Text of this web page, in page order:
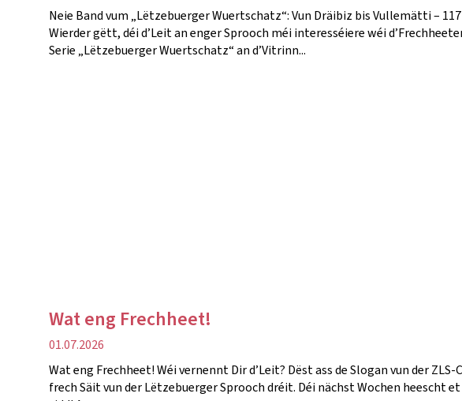
Neie Band vum „Lëtzebuerger Wuertschatz“: Vun Dräibiz bis Vullemätti –
Wierder gëtt, déi d’Leit an enger Sprooch méi interesséiere wéi
Serie „Lëtzebuerger Wuertschatz“ an d’Vitrinn...
Wat eng Frechheet!
Verëffentlechungsdatum
01.07.2026
Wat eng Frechheet! Wéi vernennt Dir d’Leit? Dëst ass de Slogan vun der
frech Säit vun der Lëtzebuerger Sprooch dréit. Déi nächst Wochen heescht